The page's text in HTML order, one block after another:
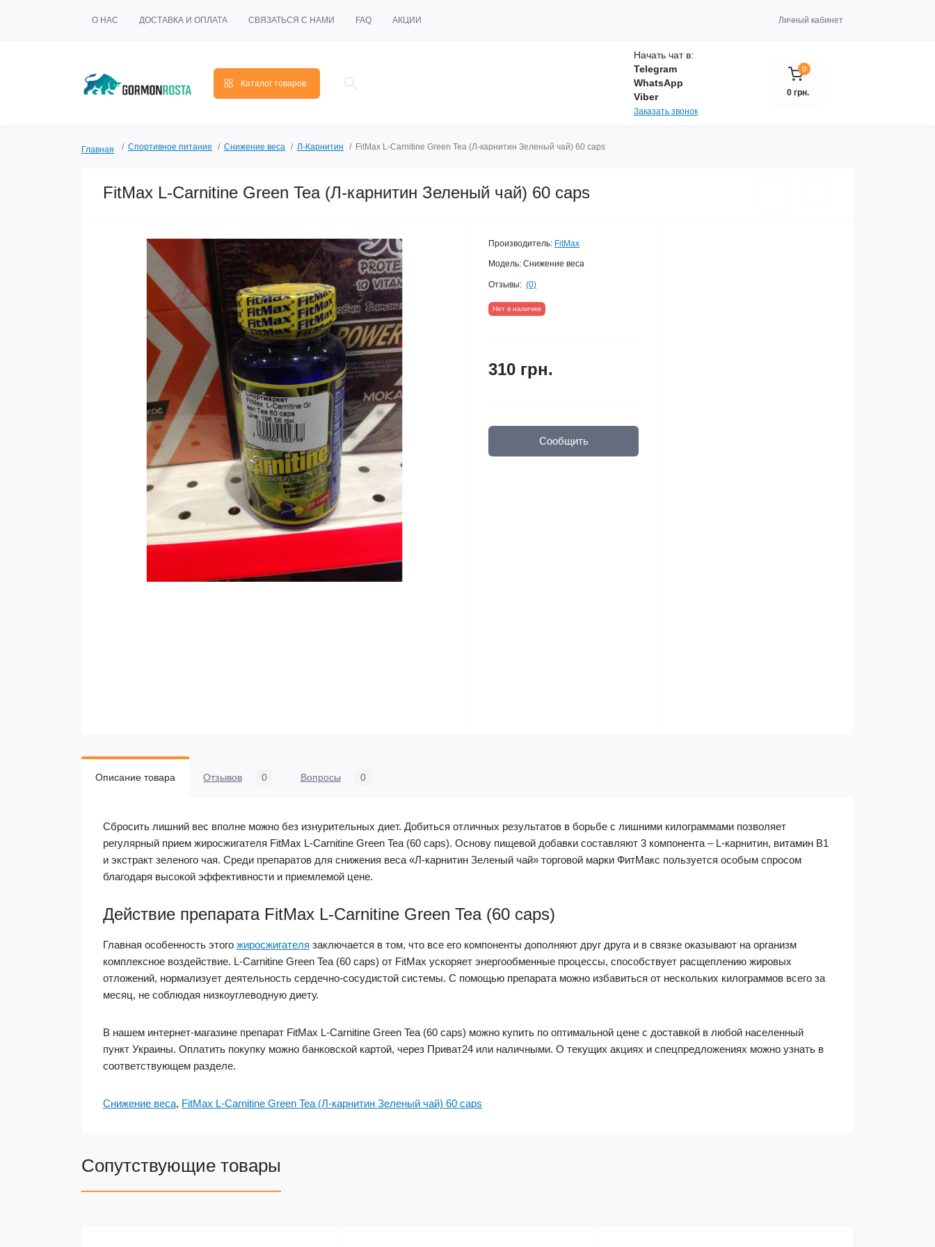
О НАС ДОСТАВКА И ОПЛАТА СВЯЗАТЬСЯ С НАМИ FAQ АКЦИИ Личный кабинет
Каталог товаров
Начать чат в:
Telegram
WhatsApp
Viber
Заказать звонок
0
0 грн.
Главная Спортивное питание Снижение веса Л-Карнитин FitMax L-Carnitine Green Tea (Л-карнитин Зеленый чай) 60 caps
FitMax L-Carnitine Green Tea (Л-карнитин Зеленый чай) 60 caps
Производитель: FitMax
Модель: Снижение веса
Отзывы: (0)
Нет в наличии
310 грн.
Сообщить
Описание товара Отзывов 0 Вопросы 0
Сбросить лишний вес вполне можно без изнурительных диет. Добиться отличных результатов в борьбе с лишними килограммами позволяет
регулярный прием жиросжигателя FitMax L-Carnitine Green Tea (60 caps). Основу пищевой добавки составляют 3 компонента – L-карнитин, витамин В1
и экстракт зеленого чая. Среди препаратов для снижения веса «Л-карнитин Зеленый чай» торговой марки ФитМакс пользуется особым спросом
благодаря высокой эффективности и приемлемой цене.
Действие препарата FitMax L-Carnitine Green Tea (60 caps)
Главная особенность этого жиросжигателя заключается в том, что все его компоненты дополняют друг друга и в связке оказывают на организм
комплексное воздействие. L-Carnitine Green Tea (60 caps) от FitMax ускоряет энергообменные процессы, способствует расщеплению жировых
отложений, нормализует деятельность сердечно-сосудистой системы. С помощью препарата можно избавиться от нескольких килограммов всего за
месяц, не соблюдая низкоуглеводную диету.
В нашем интернет-магазине препарат FitMax L-Carnitine Green Tea (60 caps) можно купить по оптимальной цене с доставкой в любой населенный
пункт Украины. Оплатить покупку можно банковской картой, через Приват24 или наличными. О текущих акциях и спецпредложениях можно узнать в
соответствующем разделе.
Снижение веса, FitMax L-Carnitine Green Tea (Л-карнитин Зеленый чай) 60 caps
Сопутствующие товары